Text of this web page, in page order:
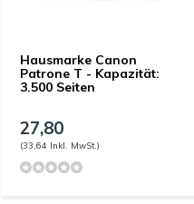
Hausmarke Canon
Patrone T - Kapazität:
3.500 Seiten
27,80
(33,64 Inkl. MwSt.)